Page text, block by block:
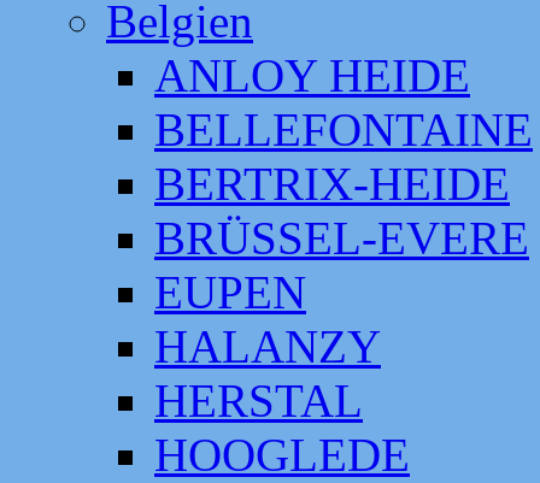
Belgien
ANLOY HEIDE
BELLEFONTAINE
BERTRIX-HEIDE
BRÜSSEL-EVERE
EUPEN
HALANZY
HERSTAL
HOOGLEDE